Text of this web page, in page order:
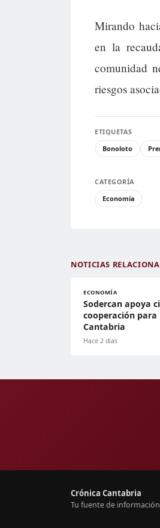
Mirando
en la
comunidad
riesgos
ETIQUETAS
Bonoloto
CATEGORÍA
Economía
NOTICIAS
ECONOMÍA
Sodercan apoya
cooperación
Cantabria
Hace 2 días
Crónica Cantabria
Tu fuente de